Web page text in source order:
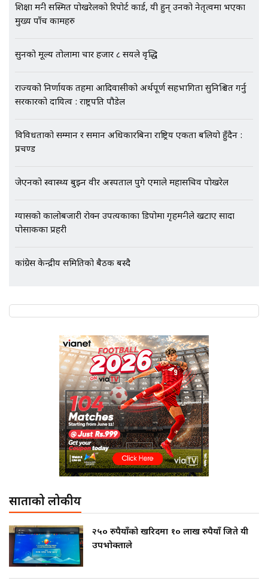
गोप्य अडियो र म्यासेज, गृह मन्त्रालय
अर्ब बढी घुस!|| SIDHAKURA ||
SIDHAKURA |
शिक्षा मन्त्री सस्मित पोखरेलको रिपोर्ट कार्ड, यी हुन् उनको नेतृत्वमा भएका
मुख्य पाँच कामहरु
सुनको मूल्य तोलामा चार हजार ८ सयले वृद्धि
राज्यको निर्णायक तहमा आदिवासीको अर्थपूर्ण सहभागिता सुनिश्चित गर्नु
सरकारको दायित्व : राष्ट्रपति पौडेल
विविधताको सम्मान र समान अधिकारबिना राष्ट्रिय एकता बलियो हुँदैन :
प्रचण्ड
जेएनको स्वास्थ्य बुझ्न वीर अस्पताल पुगे एमाले महासचिव पोखरेल
ग्यासको कालोबजारी रोक्न उपत्यकाका डिपोमा गृहमन्त्रीले खटाए सादा
पोसाकका प्रहरी
कांग्रेस केन्द्रीय समितिको बैठक बस्दै
साताको लोकप्रीय
२५० रुपैयाँको खरिदमा १० लाख रुपैयाँ जिते यी
उपभोक्ताले